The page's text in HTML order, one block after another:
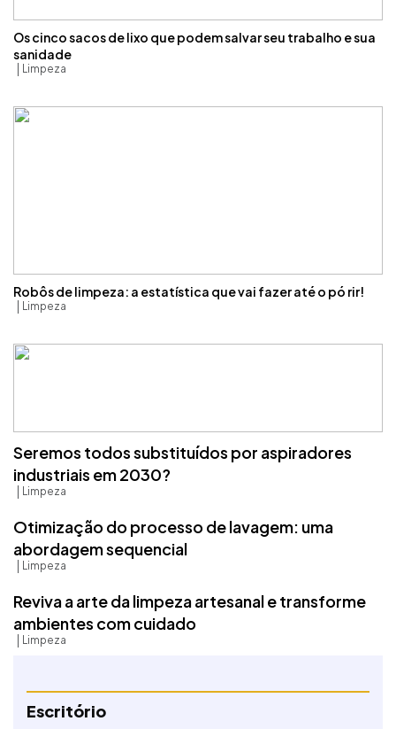
Os cinco sacos de lixo que podem salvar seu trabalho e sua
sanidade
Limpeza
Robôs de limpeza: a estatística que vai fazer até o pó rir!
Limpeza
Seremos todos substituídos por aspiradores
industriais em 2030?
Limpeza
Otimização do processo de lavagem: uma
abordagem sequencial
Limpeza
Reviva a arte da limpeza artesanal e transforme
ambientes com cuidado
Limpeza
Escritório